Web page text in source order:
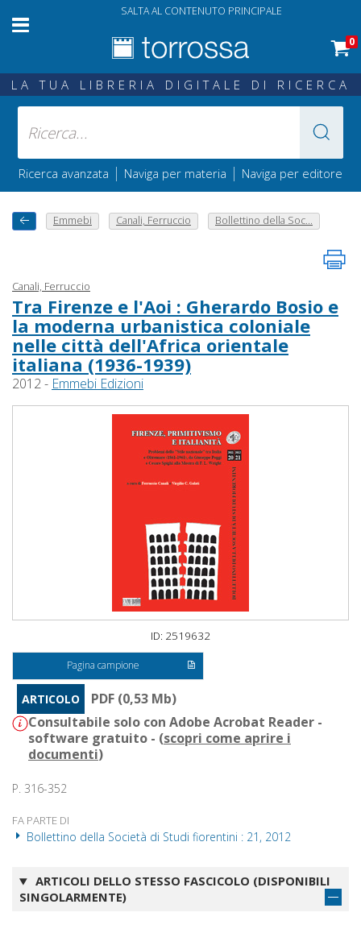
SALTA AL CONTENUTO PRINCIPALE
0
LA TUA LIBRERIA DIGITALE DI RICERCA
Ricerca avanzata | Naviga per materia | Naviga per editore
Emmebi Canali, Ferruccio Bollettino della Soc...
Canali, Ferruccio
Tra Firenze e l'Aoi : Gherardo Bosio e
la moderna urbanistica coloniale
nelle città dell'Africa orientale
italiana (1936-1939)
2012 - Emmebi Edizioni
ID: 2519632
Pagina campione
ARTICOLO
PDF (0,53 Mb)
Consultabile solo con Adobe Acrobat Reader -
software gratuito - (scopri come aprire i
documenti)
P. 316-352
FA PARTE DI
Bollettino della Società di Studi fiorentini : 21, 2012
ARTICOLI DELLO STESSO FASCICOLO (DISPONIBILI
SINGOLARMENTE)